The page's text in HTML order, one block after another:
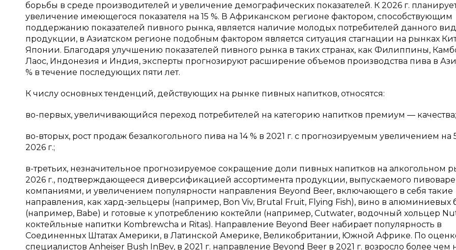
борьбы в среде производителей и увеличение демографических показателей. К 2026 г.
увеличение имеющегося показателя на 15 %. В Африканском регионе фактором, способствующим
поддержанию показателей пивного рынка, является наличие молодых потребителей данного
продукции, в Азиатском регионе подобным фактором является ситуация стагнации на рынках
Японии. Благодаря улучшению показателей пивного рынка в таких странах, как Филиппины,
Лаос, Индонезия и Индия, эксперты прогнозируют расширение объемов производства пива в
% в течение последующих пяти лет.
К числу основных тенденций, действующих на рынке пивных напитков, относятся:
во-первых, увеличивающийся переход потребителей на категорию напитков премиум — качества;
во-вторых, рост продаж безалкогольного пива на 14 % в 2021 г. с прогнозируемым увеличением на
2026 г.;
в-третьих, незначительное прогнозируемое сокращение доли пивных напитков на алкогольном
2026 г., подтверждающееся диверсификацией ассортимента продукции, выпускаемого
компаниями, и увеличением популярности направления Beyond Beer, включающего в себя такие
направления, как хард-зельцеры (например, Bon Viv, Brutal Fruit, Flying Fish), вино в алюминиевых
(например, Babe) и готовые к употреблению коктейли (например, Cutwater, водочный хольцер
коктейльные напитки Kombrewcha и Ritas). Направление Beyond Beer набирает популярность в
Соединенных Штатах Америки, в Латинской Америке, Великобритании, Южной Африке. По
специалистов Anheiser Bush InBev, в 2021 г. направление Beyond Beer в 2021 г. возросло более чем